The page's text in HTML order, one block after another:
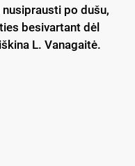
po dušu,
besivartant dėl
L. Vanagaitė.